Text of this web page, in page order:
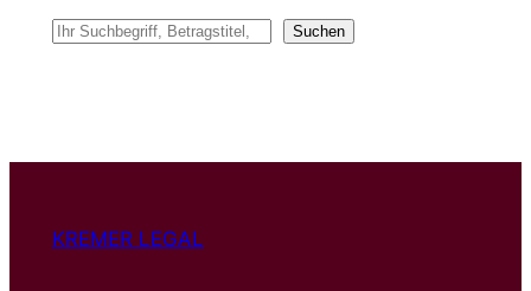
S
n
Suchen
KREMER LEGAL